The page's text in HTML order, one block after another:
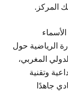
المركز.
الرياضية حول
المغربي،
وتقنية
جاهدًا